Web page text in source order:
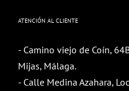
ATENCIÓN AL CLIENTE
- Camino viejo de Coín,
Mijas, Málaga.
- Calle Medina Azahara,